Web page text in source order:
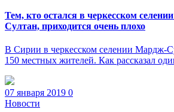
Тем, кто остался в черкесском
Султан, приходится очень плохо
В Сирии в черкесском селении Мардж-
150 местных жителей. Как рассказал
07 января 2019 0
Новости